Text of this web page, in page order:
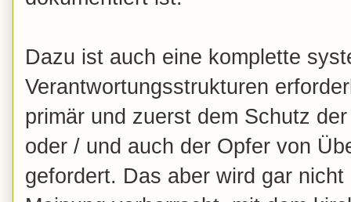
Dazu ist auch eine komplette
Verantwortungsstrukturen
primär und zuerst dem Schutz
oder / und auch der Opfer von
gefordert. Das aber wird gar